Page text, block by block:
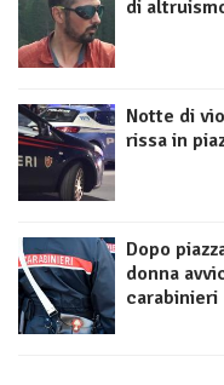
di
Notte di
rissa in
Dopo
donna
carabinieri